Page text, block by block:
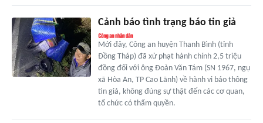
Cảnh báo tình trạng báo tin giả
Mới đây, Công an huyện Thanh Bình (tỉnh
Đồng Tháp) đã xử phạt hành chính 2,5 triệu
đồng đối với ông Đoàn Văn Tám (SN 1967, ngụ
xã Hòa An, TP Cao Lãnh) về hành vi báo thông
tin giả, không đúng sự thật đến các cơ quan,
tổ chức có thẩm quyền.